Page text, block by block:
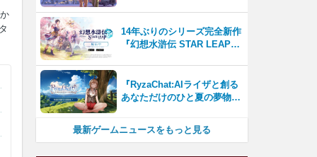
14年ぶりのシリーズ完全新作
『幻想水滸伝 STAR LEAP』
『RyzaChat:AIライザと創る
あなただけのひと夏の夢物
テムはこれまでにない新鮮な
最新ゲームニュースをもっと見る